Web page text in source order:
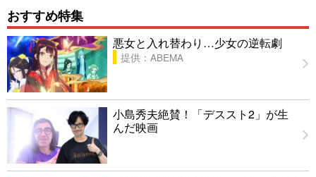
おすすめ特集
悪女と入れ替わり…少女の逆転劇
提供：ABEMA
小島秀夫絶賛！「デススト2」が生
んだ映画